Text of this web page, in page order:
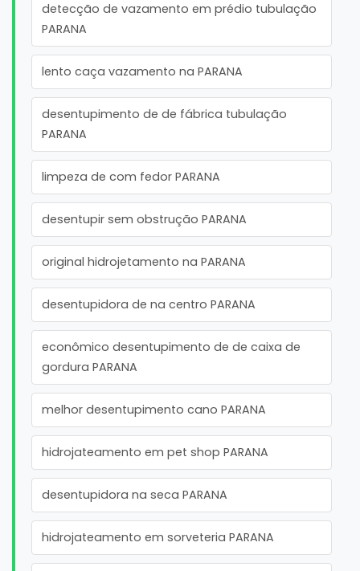
detecção de vazamento em prédio tubulação
PARANA
lento caça vazamento na PARANA
desentupimento de de fábrica tubulação
PARANA
limpeza de com fedor PARANA
desentupir sem obstrução PARANA
original hidrojetamento na PARANA
desentupidora de na centro PARANA
econômico desentupimento de de caixa de
gordura PARANA
melhor desentupimento cano PARANA
hidrojateamento em pet shop PARANA
desentupidora na seca PARANA
hidrojateamento em sorveteria PARANA